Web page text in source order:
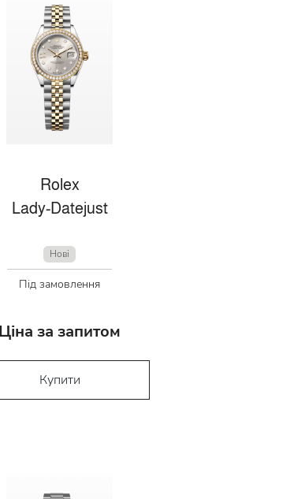
Rolex
Lady-Datejust
Нові
Під замовлення
Ціна за запитом
Купити